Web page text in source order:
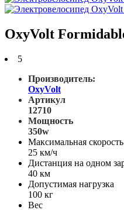
OxyVolt
5
Производитель:
OxyVolt
Артикул
12710
Мощность
350w
Максимальная скорость
25 км/ч
Дистанция на одном
40 км
Допустимая нагрузка
100 кг
Вес